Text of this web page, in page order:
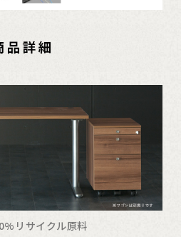
リサイクル原料